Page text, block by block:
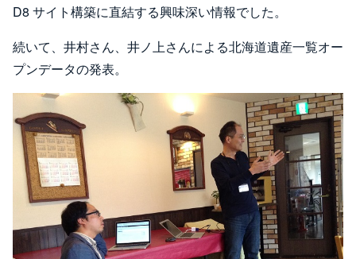
D8 サイト構築に直結する興味深い情報でした。
続いて、井村さん、井ノ上さんによる北海道遺産一覧オー
プンデータの発表。